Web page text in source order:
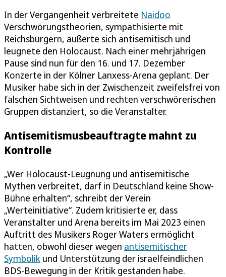
In der Vergangenheit verbreitete Naidoo
Verschwörungstheorien, sympathisierte mit
Reichsbürgern, äußerte sich antisemitisch und
leugnete den Holocaust. Nach einer mehrjährigen
Pause sind nun für den 16. und 17. Dezember
Konzerte in der Kölner Lanxess-Arena geplant. Der
Musiker habe sich in der Zwischenzeit zweifelsfrei von
falschen Sichtweisen und rechten verschwörerischen
Gruppen distanziert, so die Veranstalter.
Antisemitismusbeauftragte mahnt zu
Kontrolle
„Wer Holocaust-Leugnung und antisemitische
Mythen verbreitet, darf in Deutschland keine Show-
Bühne erhalten“, schreibt der Verein
„Werteinitiative“. Zudem kritisierte er, dass
Veranstalter und Arena bereits im Mai 2023 einen
Auftritt des Musikers Roger Waters ermöglicht
hatten, obwohl dieser wegen antisemitischer
Symbolik und Unterstützung der israelfeindlichen
BDS-Bewegung in der Kritik gestanden habe.